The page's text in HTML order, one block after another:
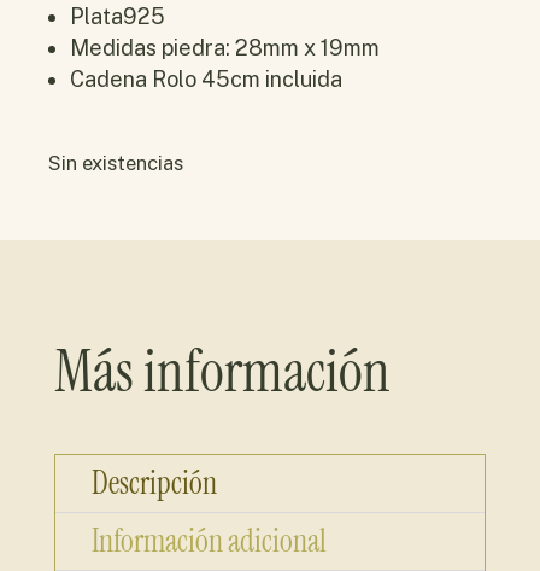
Plata925
Medidas piedra: 28mm x 19mm
Cadena Rolo 45cm incluida
Sin existencias
Más información
Descripción
Información adicional